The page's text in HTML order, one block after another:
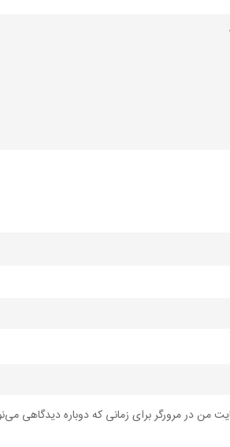
من در مرورگر برای زمانی که دوباره دیدگاهی